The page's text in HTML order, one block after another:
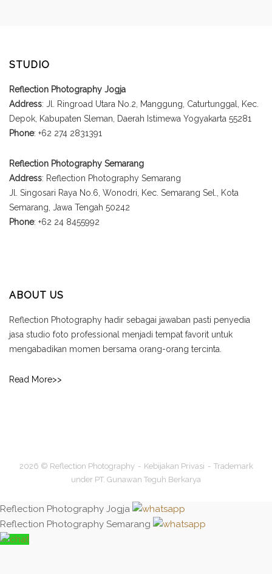
STUDIO
Reflection Photography Jogja
Address: Jl. Ringroad Utara No.2, Manggung, Caturtunggal, Kec.
Depok, Kabupaten Sleman, Daerah Istimewa Yogyakarta 55281
Phone: +62 274 2831391
Reflection Photography Semarang
Address: Reflection Photography Semarang
Jl. Singosari Raya No.6, Wonodri, Kec. Semarang Sel., Kota
Semarang, Jawa Tengah 50242
Phone: +62 24 8455992
ABOUT US
Reflection Photography hadir sebagai jawaban pasti penyedia
jasa studio foto professional menjadi tempat favorit untuk
mengabadikan momen bersama orang-orang tercinta.
Read More>>
2026 © Reflection Photography Kebijakan Privasi
Trademark
under PT. Gunawan Teguh Berkarya
Reflection Photography Jogja
Reflection Photography Semarang